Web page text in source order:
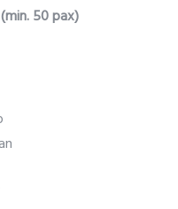
min.50 pax)